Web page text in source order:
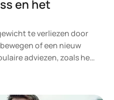
en het
te verliezen door
of een nieuw
adviezen, zoals het
het gebruik van
Dit leidt soms tot